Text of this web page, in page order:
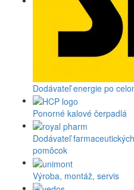
Dodávateľ energie po
Ponorné kalové čerpadlá
Dodávateľ
pomôcok
Výroba, montáž, servis